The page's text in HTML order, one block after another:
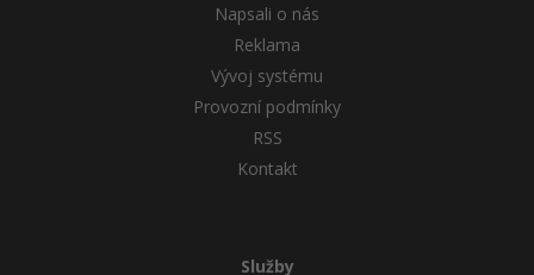
Napsali o nás
Reklama
Vývoj systému
Provozní podmínky
RSS
Kontakt
Služby